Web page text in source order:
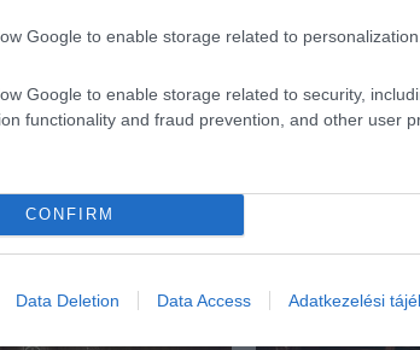
Google to enable storage related to personalization.
Google to enable storage related to security,
functionality and fraud prevention, and other user
CONFIRM
Data Deletion Data Access Adatkezelési